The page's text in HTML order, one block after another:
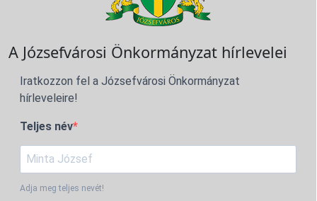
A Józsefvárosi Önkormányzat hírlevelei
Iratkozzon fel a Józsefvárosi Önkormányzat
hírleveleire!
Teljes név
Adja meg teljes nevét!